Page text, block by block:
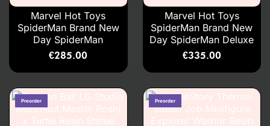
Marvel Hot Toys
SpiderMan Brand New
Day SpiderMan
€285.00
Marvel Hot Toys
SpiderMan Brand New
Day SpiderMan Deluxe
€335.00